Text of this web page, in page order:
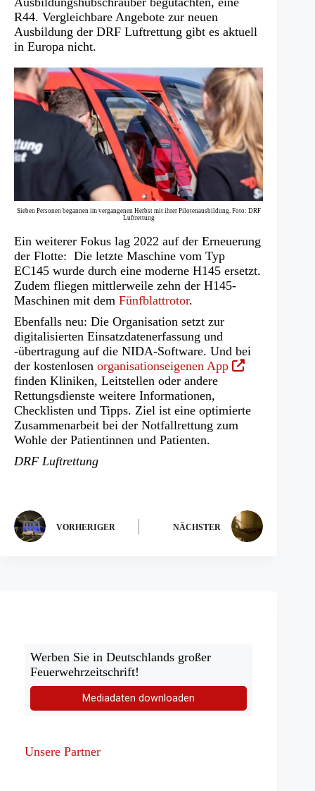
R44. Vergleichbare Angebote zur neuen
Ausbildung der DRF Luftrettung gibt es aktuell
in Europa nicht.
Sieben Personen begannen im vergangenen Herbst mit ihrer Pilotenausbildung. Foto: DRF
Luftrettung
Ein weiterer Fokus lag 2022 auf der Erneuerung
der Flotte: Die letzte Maschine vom Typ
EC145 wurde durch eine moderne H145 ersetzt.
Zudem fliegen mittlerweile zehn der H145-
Maschinen mit dem Fünfblattrotor.
Ebenfalls neu: Die Organisation setzt zur
digitalisierten Einsatzdatenerfassung und
-übertragung auf die NIDA-Software. Und bei
der kostenlosen organisationseigenen App(Öffnet
neuen
Tab)
finden Kliniken, Leitstellen oder andere
Rettungsdienste weitere Informationen,
Checklisten und Tipps. Ziel ist eine optimierte
Zusammenarbeit bei der Notfallrettung zum
Wohle der Patientinnen und Patienten.
DRF Luftrettung
VORHERIGER NÄCHSTER
Werben Sie in Deutschlands großer
Feuerwehrzeitschrift!
Mediadaten downloaden
Unsere Partner